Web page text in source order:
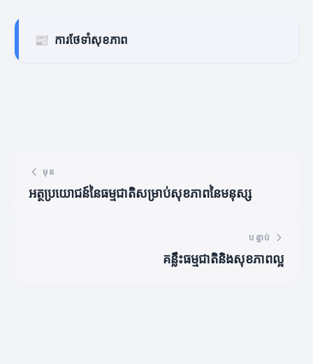
📰 ការថែទាំសុខភាព
មុន
អត្ថប្រយោជន៍នៃធម្មជាតិសម្រាប់សុខភាពនៃមនុស្ស
បន្ទាប់
គន្លឹះធម្មជាតិនិងសុខភាពល្អ